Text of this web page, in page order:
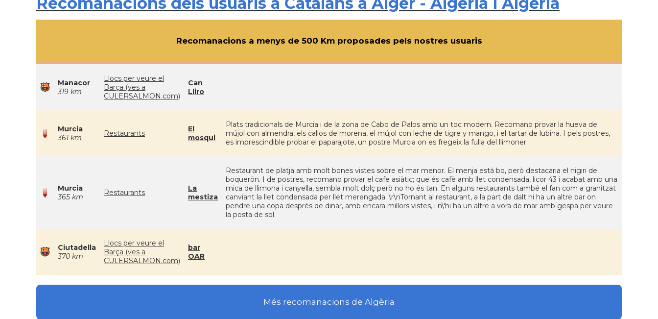
Recomanacions a menys de 500 Km proposades pels nostres usuaris
Manacor
319 km
Llocs per veure el
Barça (ves a
CULERSALMON.com)
Can
Lliro
Murcia
361 km
Restaurants
El
mosqui
Plats tradicionals de Murcia i de la zona de Cabo de Palos amb un toc modern. Recomano provar la hueva de
mújol con almendra, els callos de morena, el mújol con leche de tigre y mango, i el tartar de lubina. I pels postres,
es imprescindible probar el paparajote, un postre Murcia on es fregeix la fulla del llimoner.
Murcia
365 km
Restaurants
La
mestiza
Restaurant de platja amb molt bones vistes sobre el mar menor. El menja està bo, però destacaria el nigiri de
boquerón. I de postres, recomano provar el cafe asiàtic; que és cafè amb llet condensada, licor 43 i acabat amb una
mica de llimona i canyella, sembla molt dolç però no ho és tan. En alguns restaurants també el fan com a granitzat
canviant la llet condensada per llet merengada. \r\nTornant al restaurant, a la part de dalt hi ha un altre bar on
pendre una copa després de dinar, amb encara millors vistes, i n\'hi ha un altre a vora de mar amb gespa per veure
la posta de sol.
Ciutadella
370 km
Llocs per veure el
Barça (ves a
CULERSALMON.com)
bar
OAR
Més recomanacions de Algèria